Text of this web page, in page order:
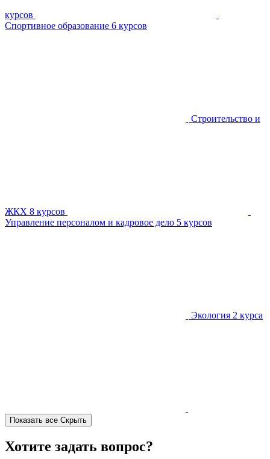
курсов
Спортивное образование 6 курсов
Строительство и
ЖКХ 8 курсов
Управление персоналом и кадровое дело 5 курсов
Экология 2 курса
Показать все Скрыть
Хотите задать вопрос?